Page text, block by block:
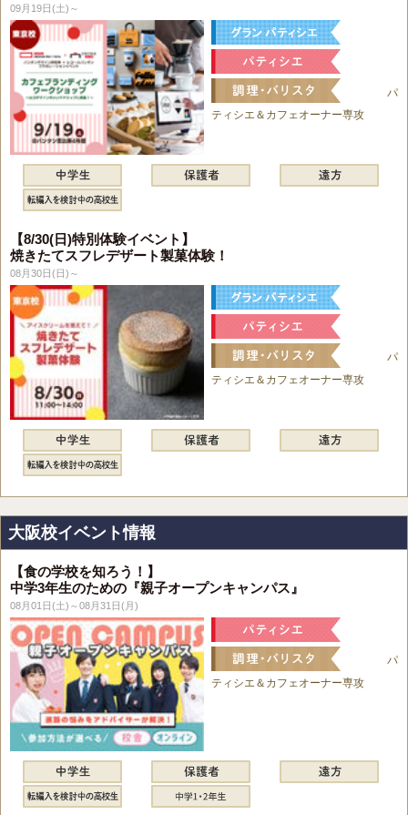
09月19日(土)～
パ
ティシエ＆カフェオーナー専攻
【8/30(日)特別体験イベント】
焼きたてスフレデザート製菓体験！
08月30日(日)～
パ
ティシエ＆カフェオーナー専攻
大阪校イベント情報
【食の学校を知ろう！】
中学3年生のための『親子オープンキャンパス』
08月01日(土)～08月31日(月)
パ
ティシエ＆カフェオーナー専攻